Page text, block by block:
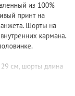
из 100%
принт на
Шорты на
кармана.
см, шорты длина
см, шорты длина